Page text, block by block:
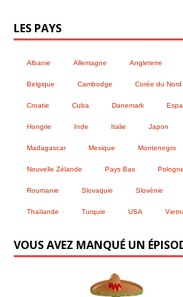
LES PAYS
Albanie Allemagne Angleterre
Belgique Cambodge Corée du Nord
Croatie Cuba Danemark
Hongrie Inde Italie Japon
Madagascar Mexique Montenegro
Nouvelle Zélande Pays Bas Pologne
Roumanie Slovaquie Slovénie
Thaïlande Turquie USA
VOUS AVEZ MANQUÉ UN